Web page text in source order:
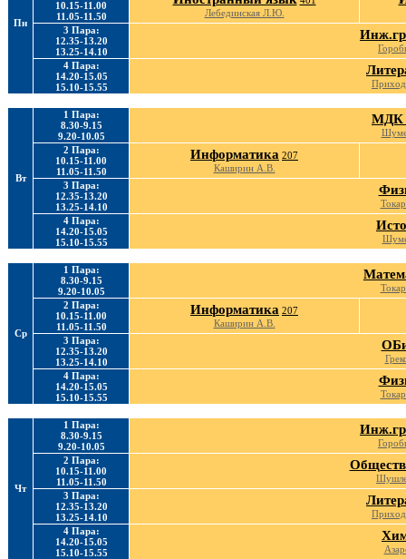
Пн
10.15-11.00
11.05-11.50
Лебединская Л.Ю.
3 Пара:
12.35-13.20
13.25-14.10
4 Пара:
14.20-15.05
15.10-15.55
Вт
1 Пара:
8.30-9.15
9.20-10.05
МДК
2 Пара:
10.15-11.00
11.05-11.50
Информатика 207
Каширин А.В.
3 Пара:
12.35-13.20
13.25-14.10
4 Пара:
14.20-15.05
15.10-15.55
Ср
1 Пара:
8.30-9.15
9.20-10.05
2 Пара:
10.15-11.00
11.05-11.50
Информатика 207
Каширин А.В.
3 Пара:
12.35-13.20
13.25-14.10
4 Пара:
14.20-15.05
15.10-15.55
Чт
1 Пара:
8.30-9.15
9.20-10.05
2 Пара:
10.15-11.00
11.05-11.50
3 Пара:
12.35-13.20
13.25-14.10
4 Пара:
14.20-15.05
15.10-15.55